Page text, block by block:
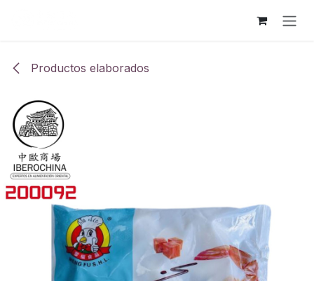
Productos elaborados